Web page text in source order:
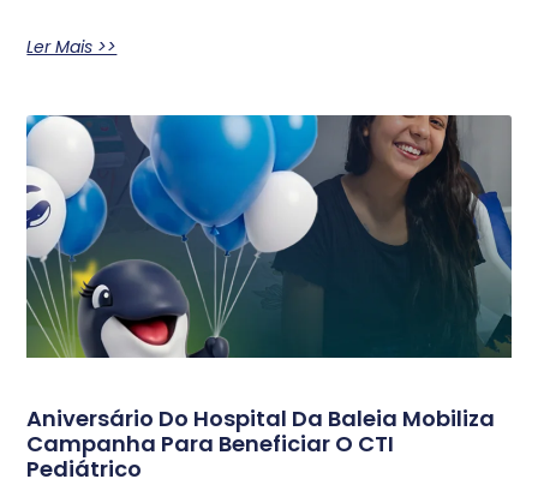
Ler Mais >>
Aniversário Do Hospital Da Baleia Mobiliza
Campanha Para Beneficiar O CTI
Pediátrico